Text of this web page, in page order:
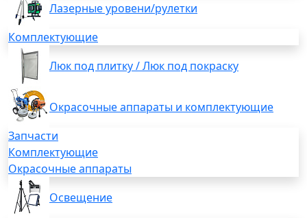
Лазерные уровени/рулетки
Комплектующие
Люк под плитку / Люк под покраску
Окрасочные аппараты и комплектующие
Запчасти
Комплектующие
Окрасочные аппараты
Освещение